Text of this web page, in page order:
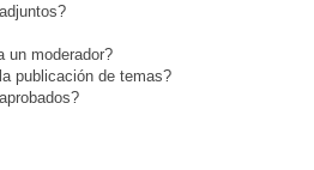
un moderador?
publicación de temas?